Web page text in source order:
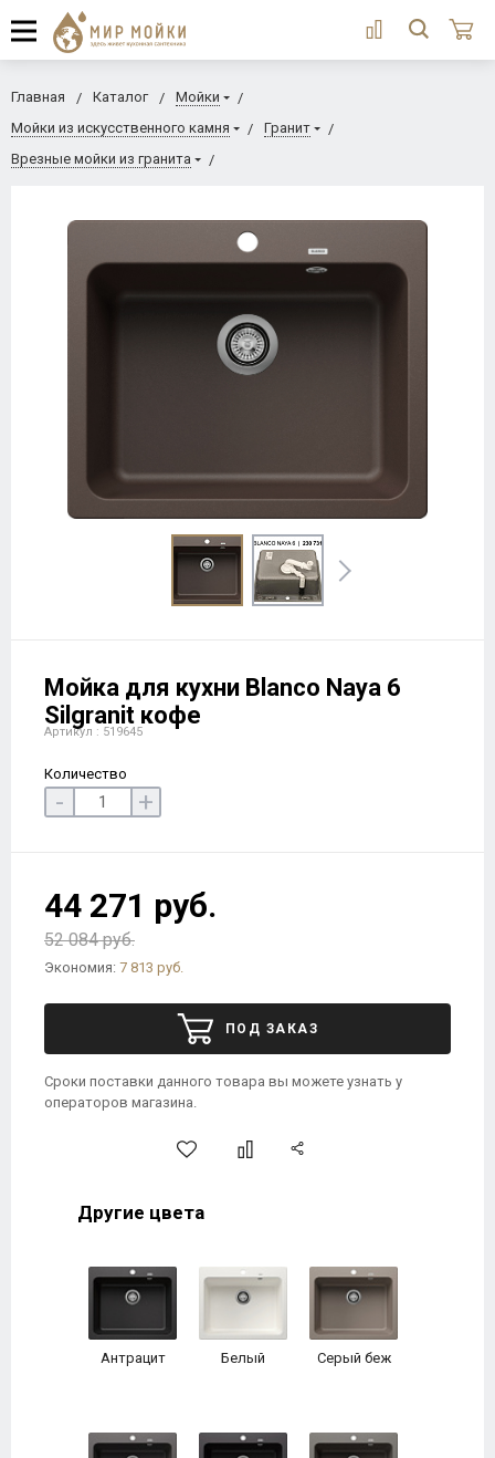
Главная Каталог
Мойки
Мойки из искусственного камня
Гранит
Врезные мойки из гранита
Мойка для кухни Blanco Naya 6
Silgranit кофе
Артикул : 519645
Количество
- +
44 271 руб.
52 084 руб.
Экономия: 7 813 руб.
ПОД ЗАКАЗ
Сроки поставки данного товара вы можете узнать у
операторов магазина.
Другие цвета
Антрацит Белый Серый беж